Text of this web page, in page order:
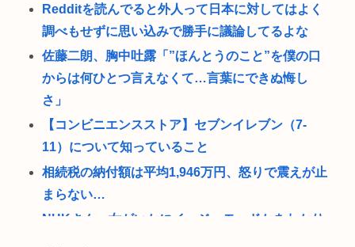
Redditを読んでると外人って日本に対してはよく
調べもせずに思い込みで勝手に議論してるよな
佐藤二朗、胸中吐露「”ほんとうのこと”を僕の口
からは何ひとつ言えなくて…言葉にできぬ悔し
さ」
【コンビニエンスストア】セブンイレブン（7-
11）について知っていること
相続税の納付額は平均1,946万円、怒りで震えが止
まらない…
NHKさん、女がいかにイージーモードかをわかり